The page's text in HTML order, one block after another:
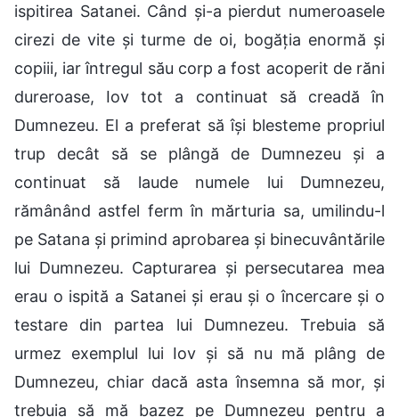
ispitirea Satanei. Când și-a pierdut numeroasele
cirezi de vite și turme de oi, bogăția enormă și
copiii, iar întregul său corp a fost acoperit de răni
dureroase, Iov tot a continuat să creadă în
Dumnezeu. El a preferat să își blesteme propriul
trup decât să se plângă de Dumnezeu și a
continuat să laude numele lui Dumnezeu,
rămânând astfel ferm în mărturia sa, umilindu-l
pe Satana și primind aprobarea și binecuvântările
lui Dumnezeu. Capturarea și persecutarea mea
erau o ispită a Satanei și erau și o încercare și o
testare din partea lui Dumnezeu. Trebuia să
urmez exemplul lui Iov și să nu mă plâng de
Dumnezeu, chiar dacă asta însemna să mor, și
trebuia să mă bazez pe Dumnezeu pentru a